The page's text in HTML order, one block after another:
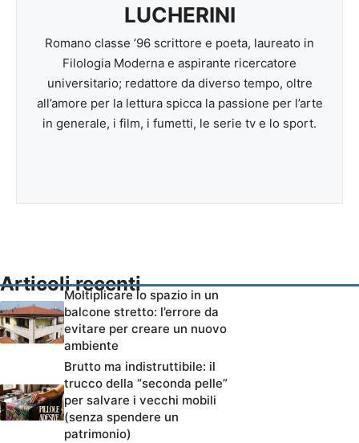
LUCHERINI
Romano classe ’96 scrittore e poeta, laureato in
Filologia Moderna e aspirante ricercatore
universitario; redattore da diverso tempo, oltre
all’amore per la lettura spicca la passione per l’arte
in generale, i film, i fumetti, le serie tv e lo sport.
Articoli recenti
Moltiplicare lo spazio in un
balcone stretto: l’errore da
evitare per creare un nuovo
ambiente
Brutto ma indistruttibile: il
trucco della “seconda pelle”
per salvare i vecchi mobili
(senza spendere un
patrimonio)